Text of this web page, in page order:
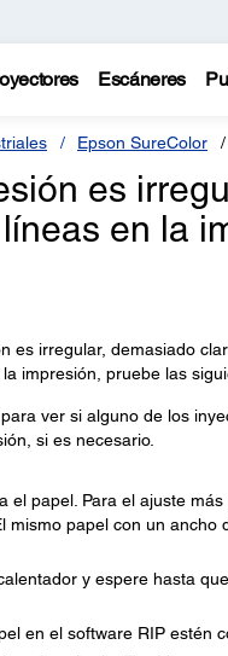
Escáneres
Epson SureColor
es
en la
es irregular, demasiado
impresión, pruebe las
ver si alguno de los
si es necesario.
el papel. Para el ajuste
mismo papel con un ancho
y espere hasta
en el software RIP estén